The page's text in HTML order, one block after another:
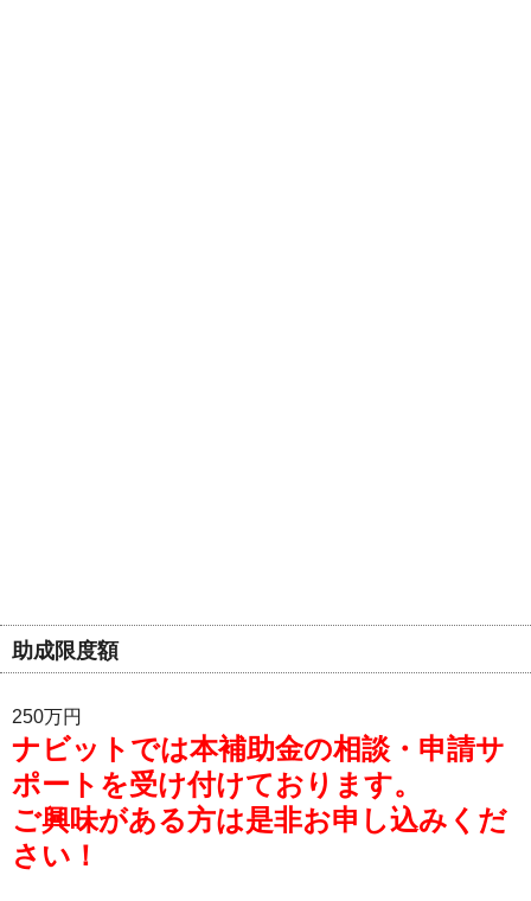
助成限度額
250万円
ナビットでは本補助金の相談・申請サ
ポートを受け付けております。
ご興味がある方は是非お申し込みくだ
さい！